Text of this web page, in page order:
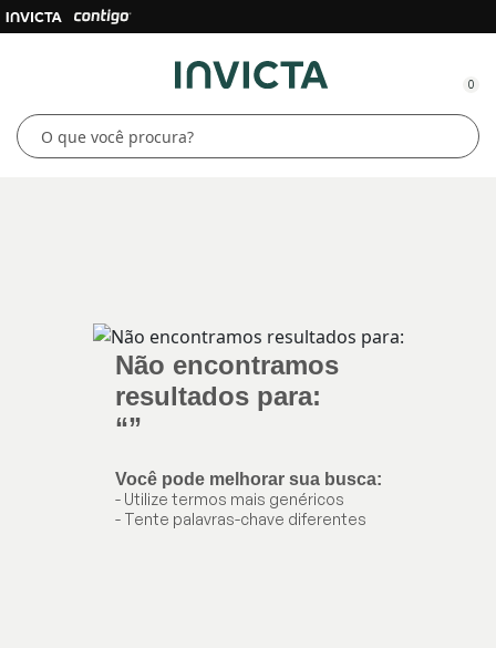
0
Não encontramos
resultados para:
“”
Você pode melhorar sua busca:
- Utilize termos mais genéricos
- Tente palavras-chave diferentes